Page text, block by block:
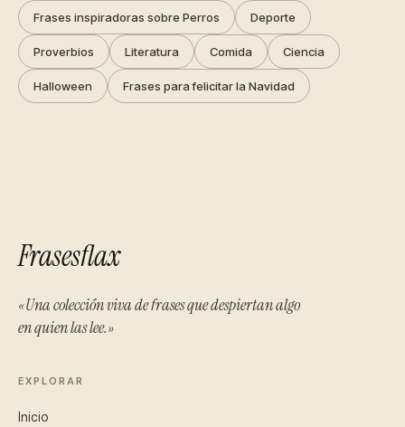
Frases inspiradoras sobre Perros Deporte
Proverbios Literatura Comida Ciencia
Halloween Frases para felicitar la Navidad
Frasesflax
«Una colección viva de frases que despiertan algo
en quien las lee.»
EXPLORAR
Inicio